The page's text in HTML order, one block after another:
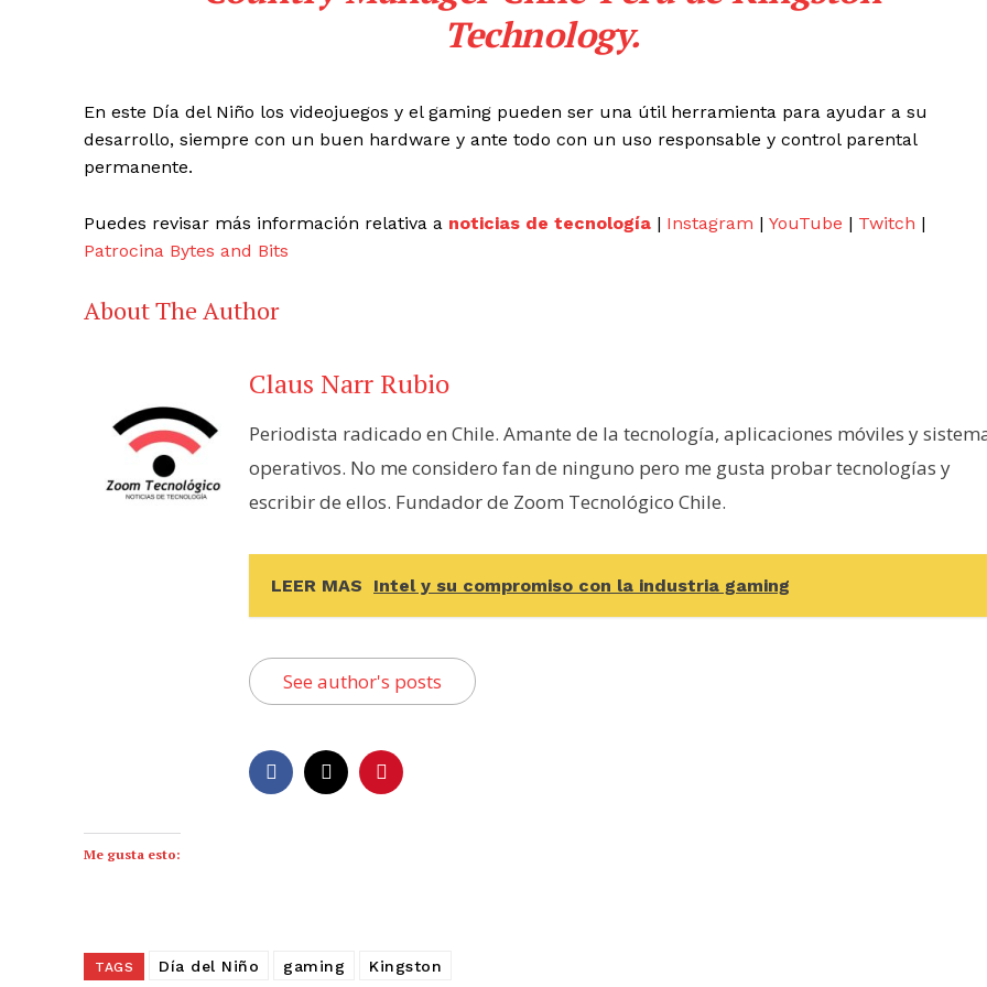
Technology.
En este Día del Niño los videojuegos y el gaming pueden ser una útil herramienta para ayudar a su
desarrollo, siempre con un buen hardware y ante todo con un uso responsable y control parental
permanente.
Puedes revisar más información relativa a noticias de tecnología | Instagram | YouTube | Twitch |
Patrocina Bytes and Bits
About The Author
Claus Narr Rubio
Periodista radicado en Chile. Amante de la tecnología, aplicaciones móviles y
operativos. No me considero fan de ninguno pero me gusta probar tecnologías y
escribir de ellos. Fundador de Zoom Tecnológico Chile.
LEER MAS Intel y su compromiso con la industria gaming
See author's posts
Me gusta esto:
TAGS Día del Niño gaming Kingston